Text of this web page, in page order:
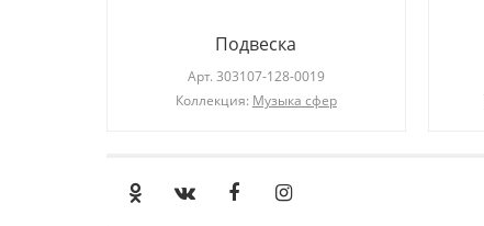
Подвеска
Арт. 303107-128-0019
Коллекция: Музыка сфер